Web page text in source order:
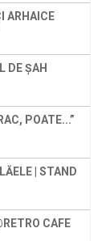
ARHAICE
DE ȘAH
POATE...”
| STAND
CAFE